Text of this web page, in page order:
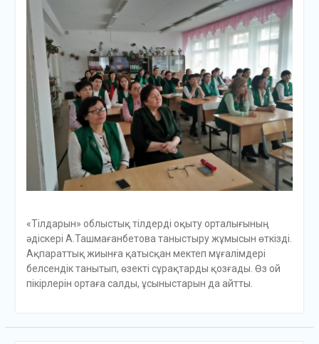
«Тілдарын» облыстық тілдерді оқыту орталығының
әдіскері А.Ташмағанбетова таныстыру жұмысын өткізді.
Ақпараттық жиынға қатысқан мектеп мұғалімдері
белсендік танытып, өзекті сұрақтарды қозғады. Өз ой
пікірлерін ортаға салды, ұсыныстарын да айтты.